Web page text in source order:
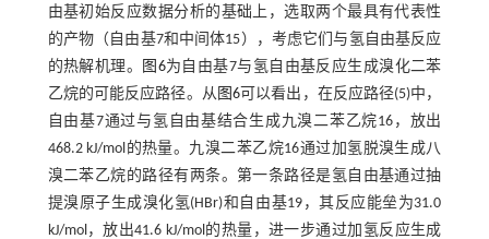
由基初始反应数据分析的基础上，选取两个最具有代表性
的产物（自由基7和中间体15），考虑它们与氢自由基反应
的热解机理。
图6为自由基7与氢自由基反应生成溴化二苯
乙烷的可能反应路径。从 图6可以看出，在反应路径(5)中，
自由基7通过与氢自由基结合生成九溴二苯乙烷16，放出
468.2 kJ/mol的热量。九溴二苯乙烷16通过加氢脱溴生成八
溴二苯乙烷的路径有两条。第一条路径是氢自由基通过抽
提溴原子生成溴化氢(HBr)和自由基19，其反应能垒为31.0
kJ/mol，放出41.6 kJ/mol的热量，进一步通过加氢反应生成